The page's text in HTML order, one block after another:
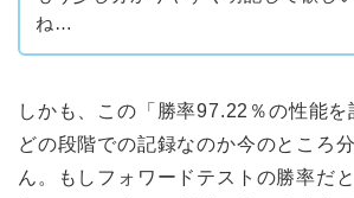
ね…
しかも、この「勝率97.22％の性能を
どの段階での記録なのか今のところ
ん。もしフォワードテストの勝率だと